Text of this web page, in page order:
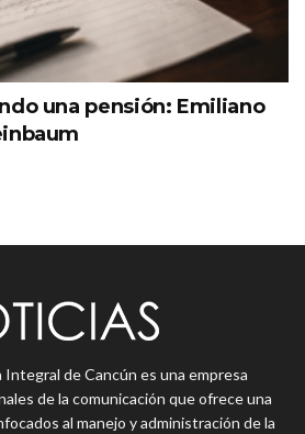
una pensión: Emiliano
de Cancún es una empresa
de la comunicación que ofrece una
al manejo y administración de la